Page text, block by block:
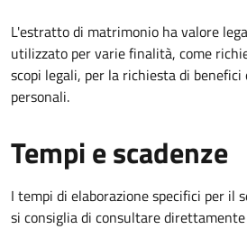
L'estratto di matrimonio ha valore
utilizzato per varie finalità, come
scopi legali, per la richiesta di
personali.
Tempi e scadenze
I tempi di elaborazione specifici per il
si consiglia di consultare